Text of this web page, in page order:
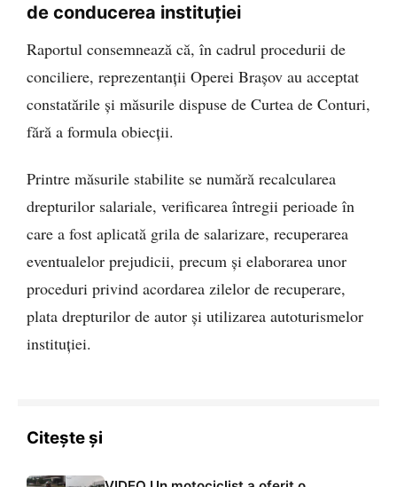
de conducerea instituției
Raportul consemnează că, în cadrul procedurii de
conciliere, reprezentanții Operei Brașov au acceptat
constatările și măsurile dispuse de Curtea de Conturi,
fără a formula obiecții.
Printre măsurile stabilite se numără recalcularea
drepturilor salariale, verificarea întregii perioade în
care a fost aplicată grila de salarizare, recuperarea
eventualelor prejudicii, precum și elaborarea unor
proceduri privind acordarea zilelor de recuperare,
plata drepturilor de autor și utilizarea autoturismelor
instituției.
Citește și